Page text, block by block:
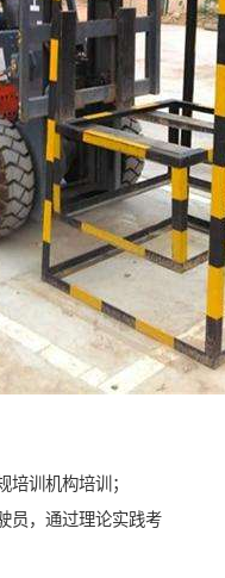
培训机构培训；
员，通过理论实践考